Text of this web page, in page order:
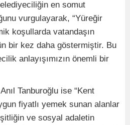
en somut
vurgulayarak, “Yüreğir
koşullarda vatandaşın
bir kez daha göstermiştir. Bu
anlayışımızın önemli bir
Tanburoğlu ise “Kent
fiyatlı yemek sunan alanlar
ve sosyal adaletin